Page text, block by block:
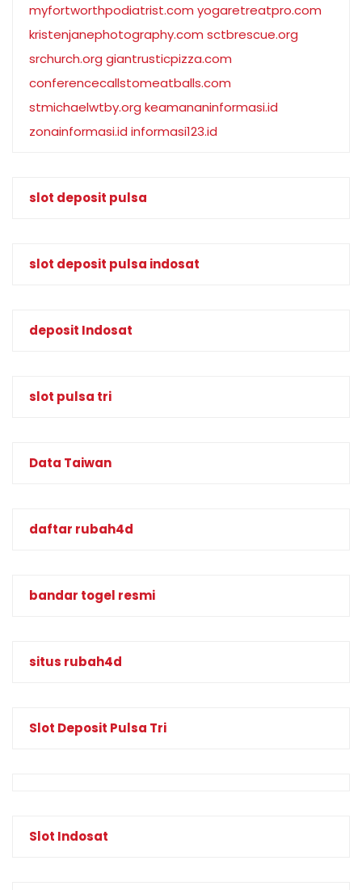
myfortworthpodiatrist.com yogaretreatpro.com
kristenjanephotography.com sctbrescue.org
srchurch.org giantrusticpizza.com
conferencecallstomeatballs.com
stmichaelwtby.org keamananinformasi.id
zonainformasi.id informasi123.id
slot deposit pulsa
slot deposit pulsa indosat
deposit Indosat
slot pulsa tri
Data Taiwan
daftar rubah4d
bandar togel resmi
situs rubah4d
Slot Deposit Pulsa Tri
Slot Indosat